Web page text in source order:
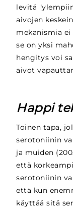
levitä
aivojen
mekanismia
se on yksi
hengitys voi
aivot
Happi
Toinen tapa,
serotoniinin
ja muiden
että
serotoniinin
että kun
käyttää sitä